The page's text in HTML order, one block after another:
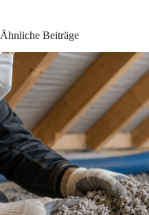
Ähnliche Beiträge